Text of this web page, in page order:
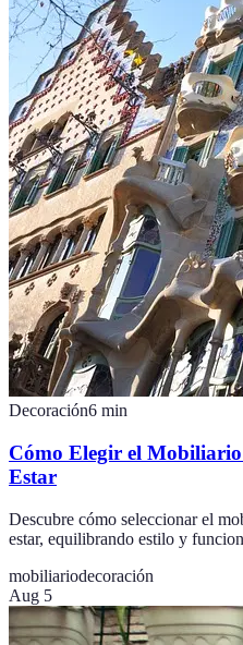
Decoración6 min
Cómo Elegir el
Estar
Descubre cómo seleccionar el
estar, equilibrando estilo y
mobiliariodecoración
Aug 5